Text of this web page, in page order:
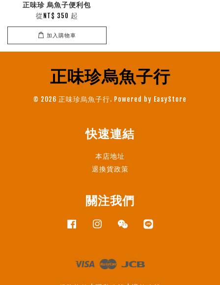
正味珍 烏魚子便利包
從 NT$ 350 起
加入購物車
正味珍烏魚子行
© 2026 正味珍烏魚子行. Powered by EasyStore
快速連結
本店地址
退換貨政策
關注我們
Facebook InstagramWechat
Visa Master